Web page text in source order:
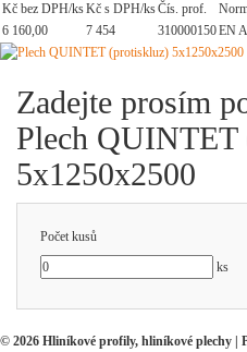
Kč bez DPH/ksKč s DPH/ksČís. prof.
6 160,00
7 454 310000150EN
Zadejte prosím
Plech
5x1250x2500
Počet kusů
ks
© 2026 Hliníkové profily, hliníkové plechy |